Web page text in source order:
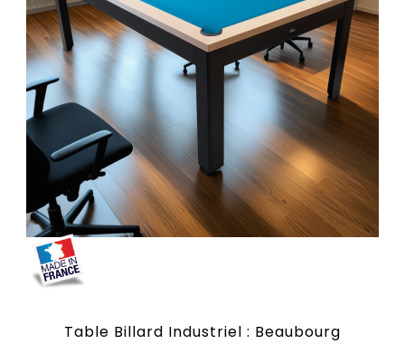
Table Billard Industriel : Beaubourg